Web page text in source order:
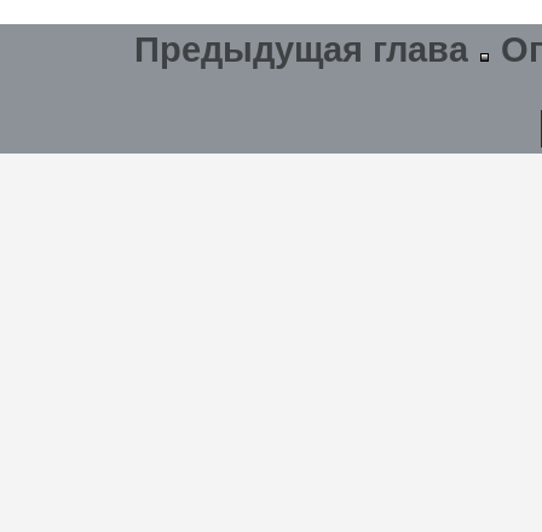
Предыдущая глава